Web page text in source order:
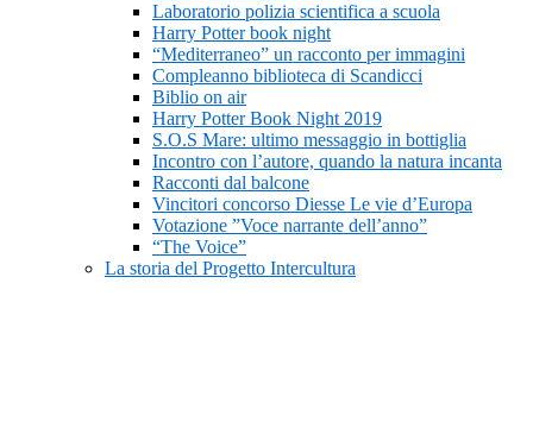
Laboratorio polizia scientifica a scuola
Harry Potter book night
“Mediterraneo” un racconto per immagini
Compleanno biblioteca di Scandicci
Biblio on air
Harry Potter Book Night 2019
S.O.S Mare: ultimo messaggio in bottiglia
Incontro con l’autore, quando la natura incanta
Racconti dal balcone
Vincitori concorso Diesse Le vie d’Europa
Votazione ”Voce narrante dell’anno”
“The Voice”
La storia del Progetto Intercultura